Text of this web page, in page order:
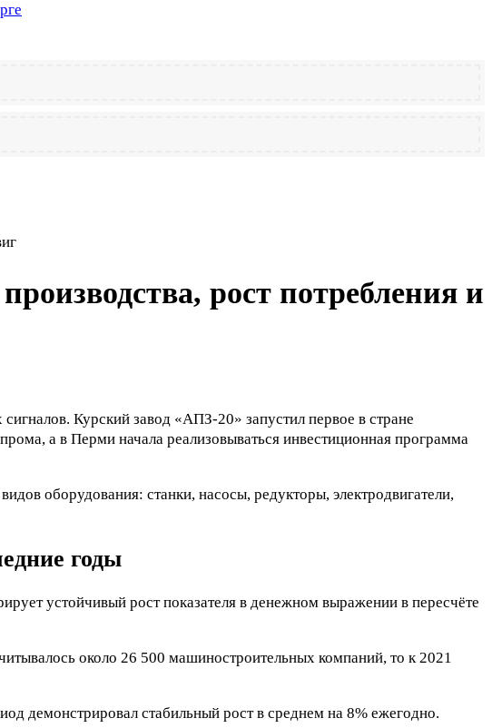
рост потребления и
Курский завод «АПЗ-20» запустил первое в стране
а в Перми начала реализовываться инвестиционная программа
оборудования: станки, насосы, редукторы, электродвигатели,
годы
устойчивый рост показателя в денежном выражении в пересчёте
около 26 500 машиностроительных компаний, то к 2021
демонстрировал стабильный рост в среднем на 8% ежегодно.